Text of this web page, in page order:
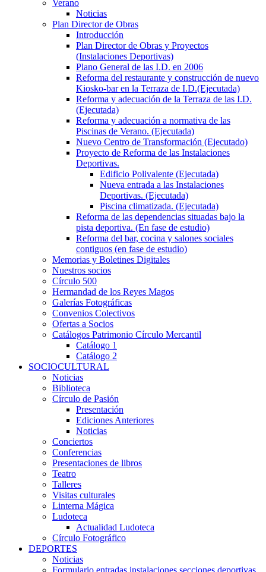
Verano
Noticias
Plan Director de Obras
Introducción
Plan Director de Obras y Proyectos
(Instalaciones Deportivas)
Plano General de las I.D. en 2006
Reforma del restaurante y construcción de nuevo
Kiosko-bar en la Terraza de I.D.(Ejecutada)
Reforma y adecuación de la Terraza de las I.D.
(Ejecutada)
Reforma y adecuación a normativa de las
Piscinas de Verano. (Ejecutada)
Nuevo Centro de Transformación (Ejecutado)
Proyecto de Reforma de las Instalaciones
Deportivas.
Edificio Polivalente (Ejecutada)
Nueva entrada a las Instalaciones
Deportivas. (Ejecutada)
Piscina climatizada. (Ejecutada)
Reforma de las dependencias situadas bajo la
pista deportiva. (En fase de estudio)
Reforma del bar, cocina y salones sociales
contiguos (en fase de estudio)
Memorias y Boletines Digitales
Nuestros socios
Círculo 500
Hermandad de los Reyes Magos
Galerías Fotográficas
Convenios Colectivos
Ofertas a Socios
Catálogos Patrimonio Círculo Mercantil
Catálogo 1
Catálogo 2
SOCIOCULTURAL
Noticias
Biblioteca
Círculo de Pasión
Presentación
Ediciones Anteriores
Noticias
Conciertos
Conferencias
Presentaciones de libros
Teatro
Talleres
Visitas culturales
Linterna Mágica
Ludoteca
Actualidad Ludoteca
Círculo Fotográfico
DEPORTES
Noticias
Formulario entradas instalaciones secciones deportivas